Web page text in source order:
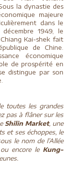
la dynastie des
majeure
dans le
1949, le
Kai-shek fait
de Chine.
économique
de prospérité en
distingue par son
toutes les grandes
pas à flâner sur les
Shilin Market, une
et ses échoppes, le
le nom de l’Allée
encore le Kung-